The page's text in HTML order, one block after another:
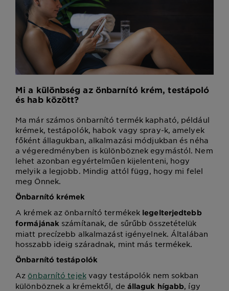
Mi a különbség az önbarnító krém, testápoló
és hab között?
Ma már számos önbarnító termék kapható, például
krémek, testápolók, habok vagy spray-k, amelyek
főként állagukban, alkalmazási módjukban és néha
a végeredményben is különböznek egymástól. Nem
lehet azonban egyértelműen kijelenteni, hogy
melyik a legjobb. Mindig attól függ, hogy mi felel
meg Önnek.
Önbarnító krémek
A krémek az önbarnító termékek legelterjedtebb
formájának számítanak, de sűrűbb összetételük
miatt precízebb alkalmazást igényelnek. Általában
hosszabb ideig száradnak, mint más termékek.
Önbarnító testápolók
Az önbarnító tejekvagy testápolók nem sokban
különböznek a krémektől, de állaguk hígabb, így